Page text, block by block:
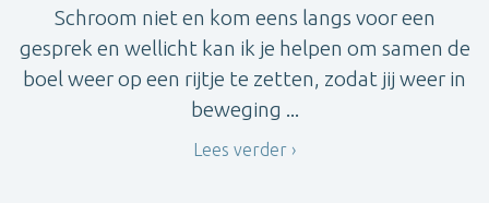
Schroom niet en kom eens langs voor een
gesprek en wellicht kan ik je helpen om samen de
boel weer op een rijtje te zetten, zodat jij weer in
beweging ...
Lees verder